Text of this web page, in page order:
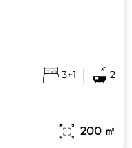
3+1 | 2
200 ㎡